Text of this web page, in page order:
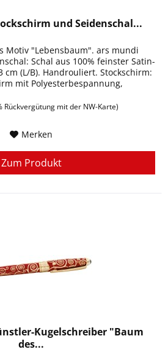
und Seidenschal...
Motiv "Lebensbaum". ars mundi
Schal aus 100% feinster Satin-
cm (L/B). Handrouliert. Stockschirm:
mit Polyesterbespannung,
Rückvergütung mit der NW-Karte)
Merken
Zum Produkt
Kugelschreiber "Baum
des...